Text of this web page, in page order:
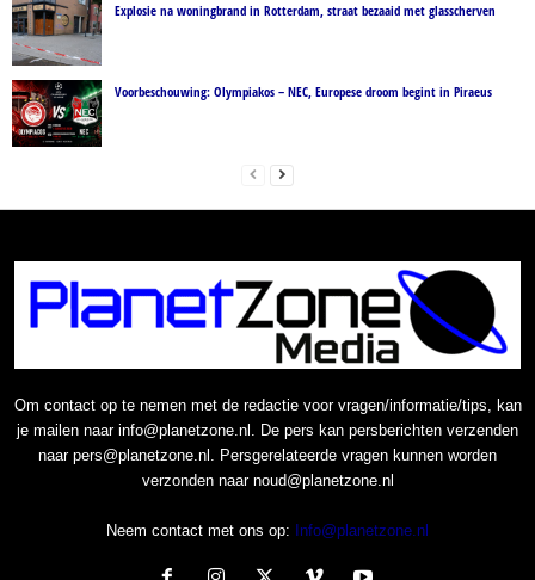
Explosie na woningbrand in Rotterdam, straat bezaaid met glasscherven
Voorbeschouwing: Olympiakos – NEC, Europese droom begint in Piraeus
Om contact op te nemen met de redactie voor vragen/informatie/tips, kan
je mailen naar info@planetzone.nl. De pers kan persberichten verzenden
naar pers@planetzone.nl. Persgerelateerde vragen kunnen worden
verzonden naar noud@planetzone.nl
Neem contact met ons op: Info@planetzone.nl